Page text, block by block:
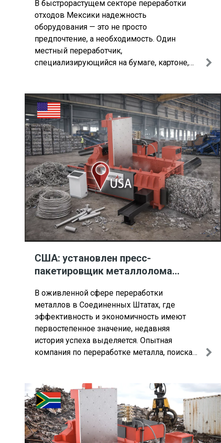
заменить свое старое устройство нашим
современным пресс-подборщиком. Это
стратегическое обновление гарантирует, что
предприятие будет поддерживать
максимальную производительность при
обработке высококачественных цветных
В быстрорастущем секторе переработки
отходов Мексики надежность
оборудования — это не просто
предпочтение, а необходимость. Один
местный переработчик,
специализирующийся на бумаге, картоне,
вызывал ежедневную головную боль:
громкий скрежет во время втягивания
США: установлен пресс-
пакетировщик металлолома
В оживленной сфере переработки
металлов в Соединенных Штатах, где
эффективность и экономичность имеют
первостепенное значение, недавняя
история успеха выделяется. Опытная
компания по переработке металла, поискав
нашла ему идеальное соответствие в лице
ENERPAT.